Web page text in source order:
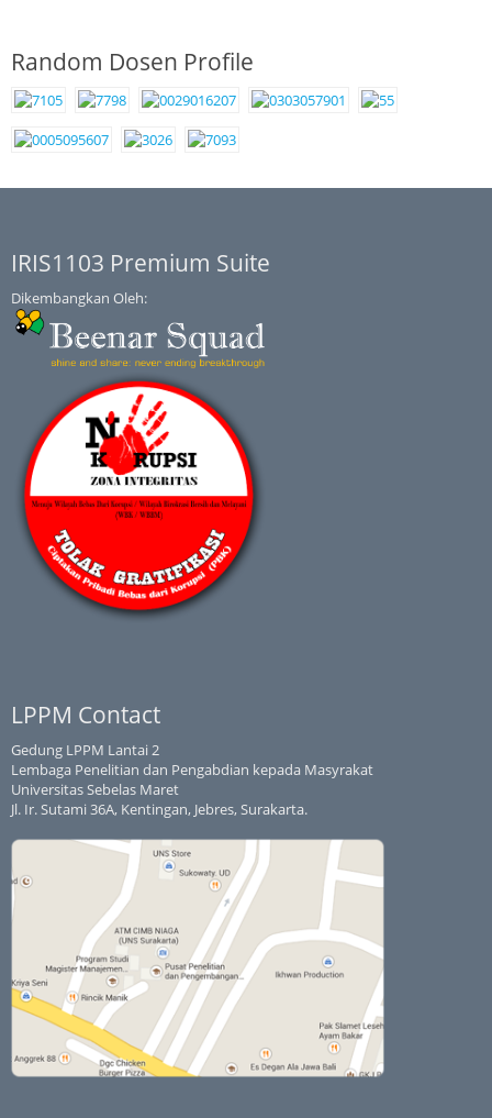
Random Dosen Profile
IRIS1103 Premium Suite
Dikembangkan Oleh:
LPPM Contact
Gedung LPPM Lantai 2
Lembaga Penelitian dan Pengabdian kepada Masyrakat
Universitas Sebelas Maret
Jl. Ir. Sutami 36A, Kentingan, Jebres, Surakarta.